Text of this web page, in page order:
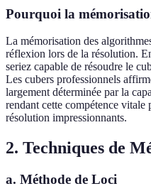
Pourquoi la
La mémorisation des
réflexion lors de la résolution.
seriez capable de résoudre le
Les cubers professionnels
largement déterminée par la
rendant cette compétence vitale
résolution impressionnants.
2. Techniques de
a. Méthode de Loci